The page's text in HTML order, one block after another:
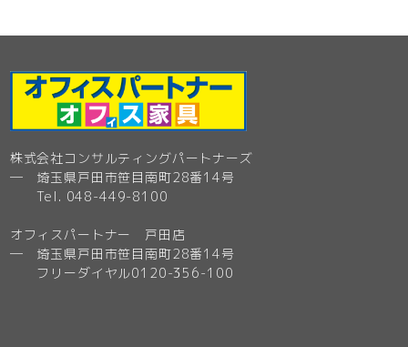
株式会社コンサルティングパートナーズ
─ 埼玉県戸田市笹目南町28番14号
Tel. 048-449-8100
オフィスパートナー 戸田店
─ 埼玉県戸田市笹目南町28番14号
フリーダイヤル0120-356-100